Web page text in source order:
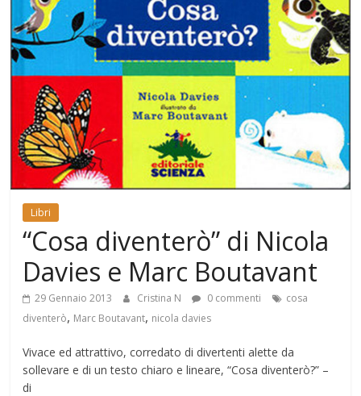
Mondo
Libri
“Cosa diventerò” di Nicola
Davies e Marc Boutavant
29 Gennaio 2013 Cristina N 0 commenti
cosa
diventerò, Marc Boutavant, nicola davies
Vivace ed attrattivo, corredato di divertenti alette da
sollevare e di un testo chiaro e lineare, “Cosa diventerò?” –
di